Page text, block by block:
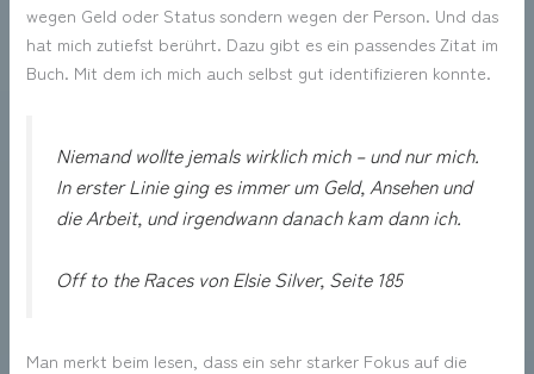
wegen Geld oder Status sondern wegen der Person. Und das
hat mich zutiefst berührt. Dazu gibt es ein passendes Zitat im
Buch. Mit dem ich mich auch selbst gut identifizieren konnte.
Niemand wollte jemals wirklich mich – und nur mich.
In erster Linie ging es immer um Geld, Ansehen und
die Arbeit, und irgendwann danach kam dann ich.
Off to the Races von Elsie Silver, Seite 185
Man merkt beim lesen, dass ein sehr starker Fokus auf die